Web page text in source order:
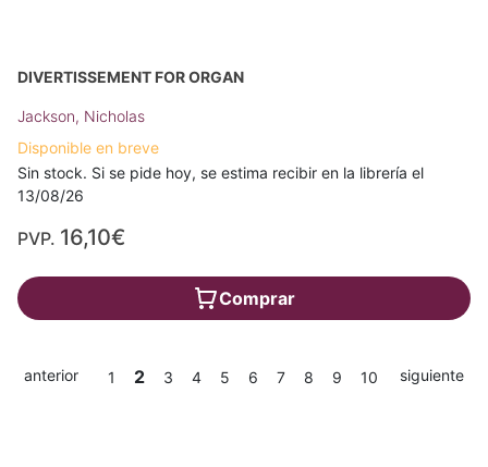
DIVERTISSEMENT FOR ORGAN
Jackson, Nicholas
Disponible en breve
Sin stock. Si se pide hoy, se estima recibir en la librería el
13/08/26
PVP. 16,10€
Comprar
anterior 1 2 3 4 5 6 7 8 9 10 siguiente